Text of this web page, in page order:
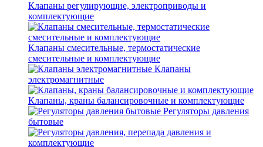
Клапаны регулирующие, электроприводы и
комплектующие
Клапаны смесительные, термостатические
смесительные и комплектующие
Клапаны
электромагнитные
Клапаны, краны балансировочные и комплектующие
Регуляторы давления
бытовые